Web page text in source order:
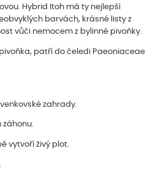
Hybrid Itoh má ty nejlepší
barvách, krásné listy z
vůči nemocem z bylinné pivoňky.
patří do čeledi Paeoniaceae
zahrady.
záhonu.
vytvoří živý plot.